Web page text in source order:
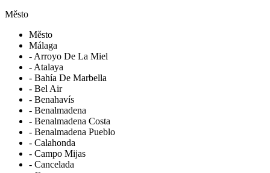
Město
Město
Málaga
- Arroyo De La Miel
- Atalaya
- Bahía De Marbella
- Bel Air
- Benahavís
- Benalmadena
- Benalmadena Costa
- Benalmadena Pueblo
- Calahonda
- Campo Mijas
- Cancelada